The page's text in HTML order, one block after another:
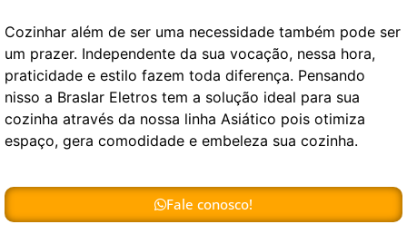
Cozinhar além de ser uma necessidade também pode ser
um prazer. Independente da sua vocação, nessa hora,
praticidade e estilo fazem toda diferença. Pensando
nisso a Braslar Eletros tem a solução ideal para sua
cozinha através da nossa linha Asiático pois otimiza
espaço, gera comodidade e embeleza sua cozinha.
Fale conosco!